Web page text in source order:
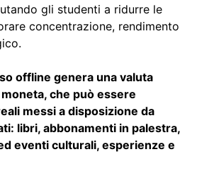
gli studenti a ridurre le
concentrazione, rendimento
offline genera una valuta
che può essere
messi a disposizione da
libri, abbonamenti in palestra,
eventi culturali, esperienze e